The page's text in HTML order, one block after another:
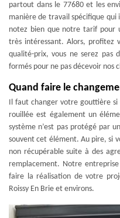
partout dans le 77680 et les
manière de travail spécifique qui
notez bien que notre tarif pour
très intéressant. Alors, profitez
qualité-prix, vous ne serez pas
formés pour ne pas décevoir nos
Quand faire le
Il faut changer votre gouttière
rouillée est également un
système n’est pas protégé par
souvent cet élément. Au pire, si
non récupérable suite à des
remplacement. Notre
faire la réalisation de votre
Roissy En Brie et environs.